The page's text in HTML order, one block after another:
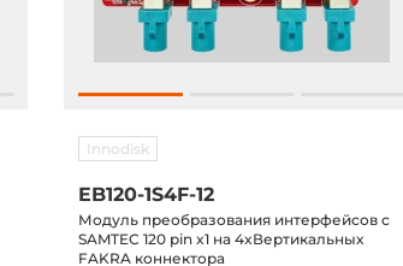
Innodisk
EB120-1S4F-12
Модуль преобразования интерфейсов с
SAMTEC 120 pin x1 на 4xВертикальных
FAKRA коннектора